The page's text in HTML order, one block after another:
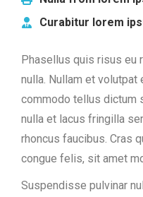
Curabitur lorem
Phasellus quis risus eu
nulla. Nullam et volutpat
commodo tellus dictum
nulla et lacus fringilla
rhoncus faucibus. Cras
congue felis, sit amet
Suspendisse pulvinar